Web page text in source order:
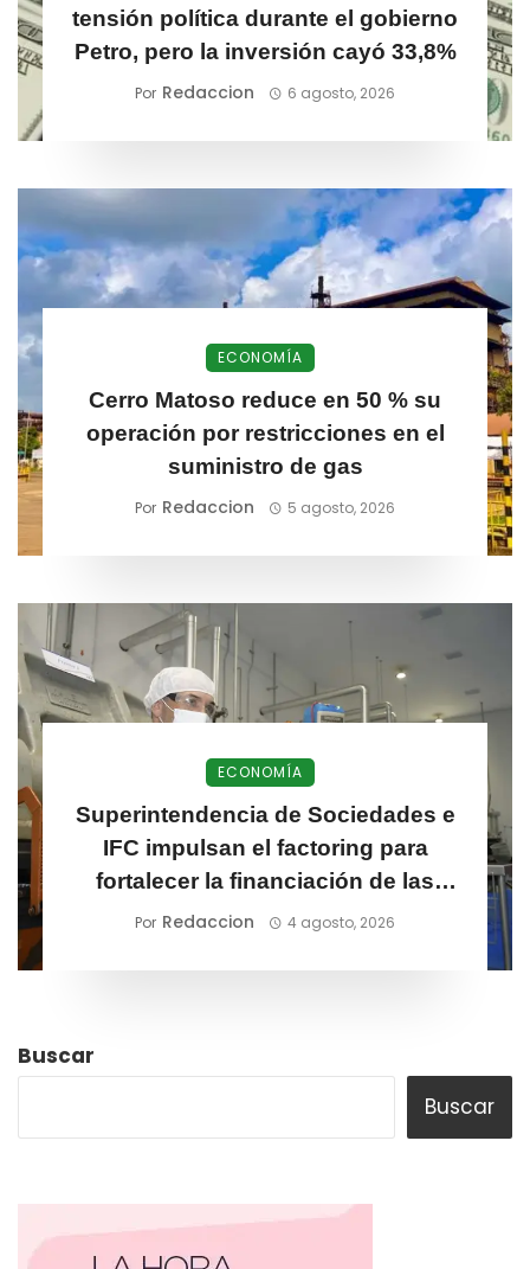
tensión política durante el gobierno
Petro, pero la inversión cayó 33,8%
Por Redaccion 6 agosto, 2026
ECONOMÍA
Cerro Matoso reduce en 50 % su
operación por restricciones en el
suministro de gas
Por Redaccion 5 agosto, 2026
ECONOMÍA
Superintendencia de Sociedades e
IFC impulsan el factoring para
fortalecer la financiación de las
MiPymes
Por Redaccion 4 agosto, 2026
Buscar
Buscar